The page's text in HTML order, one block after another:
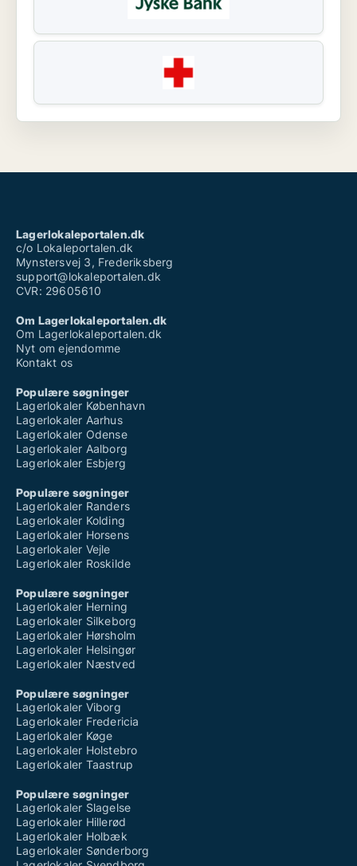
Lagerlokaleportalen.dk
c/o Lokaleportalen.dk
Mynstersvej 3, Frederiksberg
support@lokaleportalen.dk
CVR: 29605610
Om Lagerlokaleportalen.dk
Om Lagerlokaleportalen.dk
Nyt om ejendomme
Kontakt os
Populære søgninger
Lagerlokaler København
Lagerlokaler Aarhus
Lagerlokaler Odense
Lagerlokaler Aalborg
Lagerlokaler Esbjerg
Populære søgninger
Lagerlokaler Randers
Lagerlokaler Kolding
Lagerlokaler Horsens
Lagerlokaler Vejle
Lagerlokaler Roskilde
Populære søgninger
Lagerlokaler Herning
Lagerlokaler Silkeborg
Lagerlokaler Hørsholm
Lagerlokaler Helsingør
Lagerlokaler Næstved
Populære søgninger
Lagerlokaler Viborg
Lagerlokaler Fredericia
Lagerlokaler Køge
Lagerlokaler Holstebro
Lagerlokaler Taastrup
Populære søgninger
Lagerlokaler Slagelse
Lagerlokaler Hillerød
Lagerlokaler Holbæk
Lagerlokaler Sønderborg